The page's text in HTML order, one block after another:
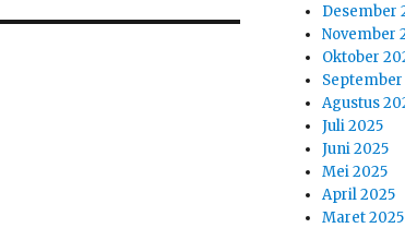
Desember
November
Oktober
September
Agustus
Juli 2025
Juni 2025
Mei 2025
April 2025
Maret 2025